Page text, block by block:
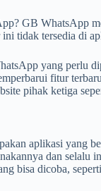
GB WhatsApp
tidak tersedia di
yang perlu
fitur
pihak ketiga
aplikasi yang
dan selalu
bisa dicoba,